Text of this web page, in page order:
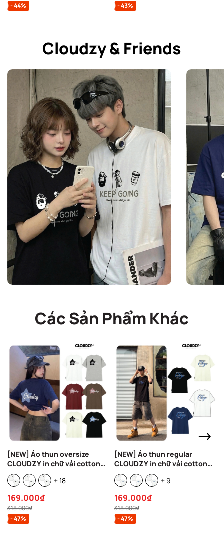
- 44%
- 43%
Cloudzy & Friends
Các Sản Phẩm Khác
[NEW] Áo thun oversize
CLOUDZY in chữ vải cotton
100% 250gsm form rộng nam
nữ áo phông regular local
+ 18
169.000₫
318.000₫
- 47%
[NEW] Áo thun regular
CLOUDZY in chữ vải cotton
100% 250gsm form rộng nam
nữ áo phông oversize local
REFINE
+ 9
169.000₫
318.000₫
- 47%